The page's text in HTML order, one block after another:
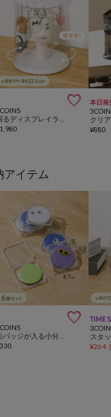

回るディスプレイラック／コレクション収納
本日発
¥880
アイテム

缶バッジが入る小分けケース：M／コレクション収納
TIME
¥264